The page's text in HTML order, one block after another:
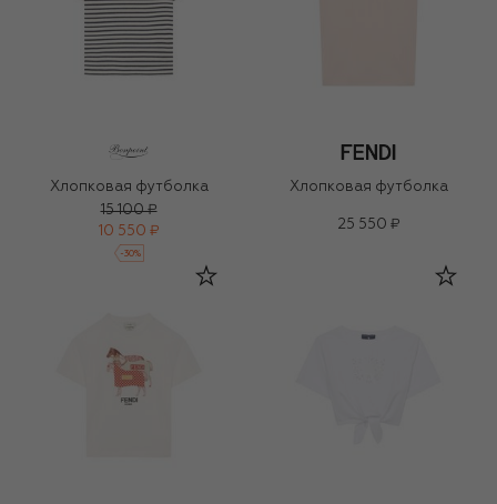
Хлопковая футболка
15 100 ₽
10 550 ₽
-30%
Хлопковая футболка
25 550 ₽